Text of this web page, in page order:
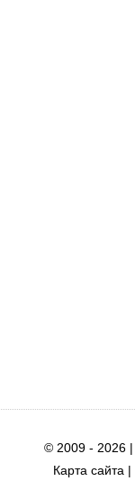
© 2009 - 2026
Карта сайта